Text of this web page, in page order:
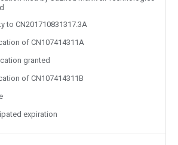
to CN201710831317.3A
of CN107414311A
granted
of CN107414311B
expiration